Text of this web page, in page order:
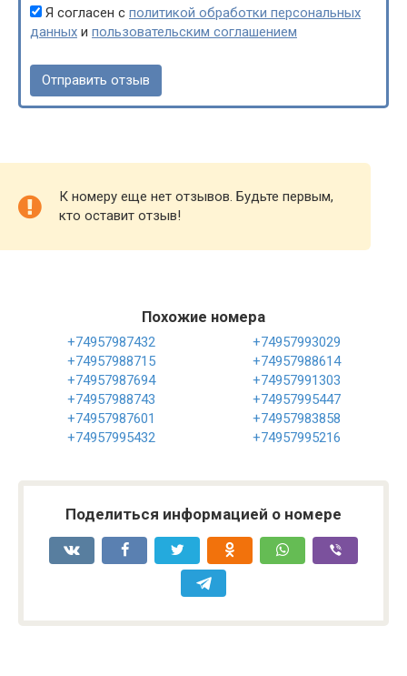
Я согласен с политикой обработки персональных
данных и пользовательским соглашением
К номеру еще нет отзывов. Будьте первым,
кто оставит отзыв!
Похожие номера
+74957987432
+74957993029
+74957988715
+74957988614
+74957987694
+74957991303
+74957988743
+74957995447
+74957987601
+74957983858
+74957995432
+74957995216
Поделиться информацией о номере